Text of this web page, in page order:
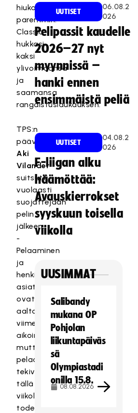
hiukan
paremmin.
Classic
hukkasi
kaksi
ylivoimaansa
ja
saamansa
rangaistuslaukauksen.
TPS:n
päävalmentaja
Aki
Vilander
suitsutti
vuolaasti
suojattejaan
pelin
jälkeen.
-
Pelaaminen
ja
henkimaailman
asiat
ovat
aaltoilleet
viime
aikoina,
mutta
pelaajat
tekivät
tällä
viikolla
todella
UUTISET
06.08.2
026
Pelipassit kaudelle
2026–27 nyt
myynnissä –
hanki ennen
ensimmäistä peliä
UUTISET
04.08.2
026
F-liigan alku
häämöttää:
Avauskierrokset
syyskuun toisella
viikolla
UUSIMMAT
Salibandy
mukana OP
Pohjolan
liikuntapäiväs
sä
Olympiastadi
onilla 15.8.
08.08.2026